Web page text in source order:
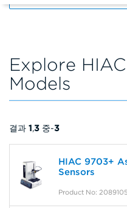
Explore
Models
결과 1,3 중-3
HIAC 9703+
Sensors
Product No: